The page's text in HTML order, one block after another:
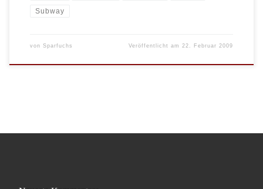
Subway
von Sparfuchs Veröffentlicht am22. Februar 2009